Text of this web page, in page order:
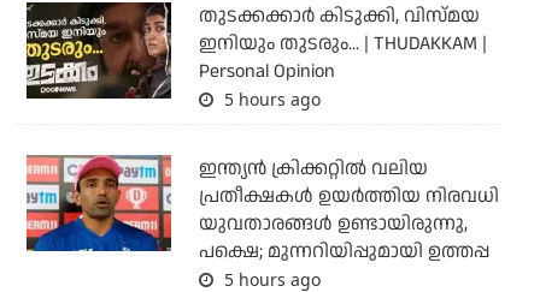
തുടക്കക്കാര്‍ കിടുക്കി, വിസ്മയ
ഇനിയും തുടരും... | THUDAKKAM |
Personal Opinion
5 hours ago
ഇന്ത്യന്‍ ക്രിക്കറ്റില്‍ വലിയ
പ്രതീക്ഷകള്‍ ഉയര്‍ത്തിയ നിരവധി
യുവതാരങ്ങള്‍ ഉണ്ടായിരുന്നു,
പക്ഷെ; മുന്നറിയിപ്പുമായി ഉത്തപ്പ
5 hours ago